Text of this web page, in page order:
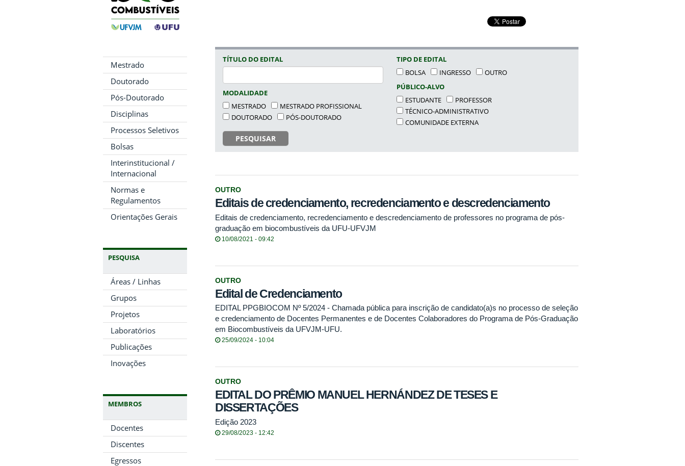
Mestrado
Doutorado
Pós-Doutorado
Disciplinas
Processos Seletivos
Bolsas
Interinstitucional /
Internacional
Normas e
Regulamentos
Orientações Gerais
PESQUISA
Áreas / Linhas
Grupos
Projetos
Laboratórios
Publicações
Inovações
MEMBROS
Docentes
Discentes
Egressos
TÍTULO DO EDITAL
MODALIDADE
MESTRADO
MESTRADO PROFISSIONAL
DOUTORADO
PÓS-DOUTORADO
PESQUISAR
TIPO DE EDITAL
BOLSA
INGRESSO
OUTRO
PÚBLICO-ALVO
ESTUDANTE
PROFESSOR
TÉCNICO-ADMINISTRATIVO
COMUNIDADE EXTERNA
OUTRO
Editais de credenciamento, recredenciamento e descredenciamento
Editais de credenciamento, recredenciamento e descredenciamento de professores no programa de pós-
graduação em biocombustíveis da UFU-UFVJM
10/08/2021 - 09:42
OUTRO
Edital de Credenciamento
EDITAL PPGBIOCOM Nº 5/2024 - Chamada pública para inscrição de candidato(a)s no processo de seleção
e credenciamento de Docentes Permanentes e de Docentes Colaboradores do Programa de Pós-Graduação
em Biocombustíveis da UFVJM-UFU.
25/09/2024 - 10:04
OUTRO
EDITAL DO PRÊMIO MANUEL HERNÁNDEZ DE TESES E
DISSERTAÇÕES
Edição 2023
29/08/2023 - 12:42